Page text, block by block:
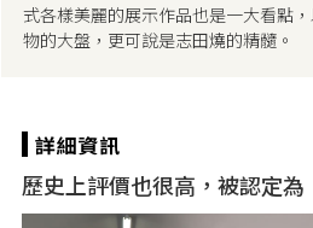
式各樣美麗的展示作品也是一大看點
物的大盤，更可說是志田燒的精髓。
歷史上評價也很高，被認定為